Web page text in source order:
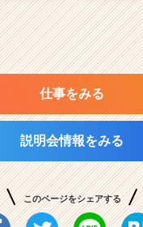
仕事をみる
説明会情報をみる
このページをシェアする